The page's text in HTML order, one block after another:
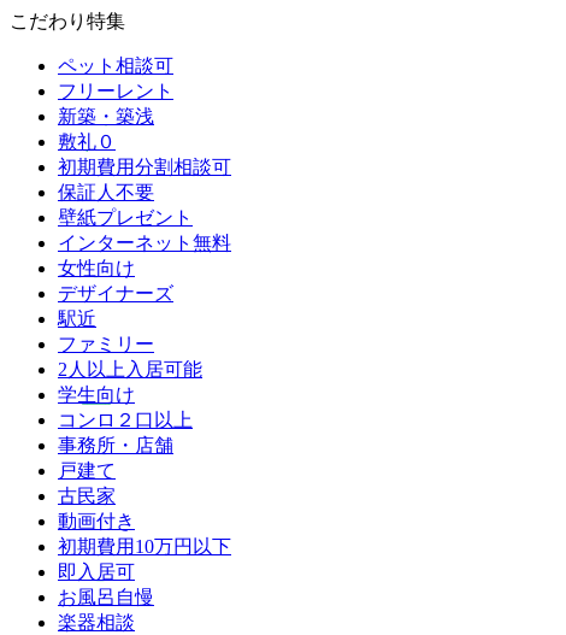
こだわり特集
ペット相談可
フリーレント
新築・築浅
敷礼０
初期費用分割相談可
保証人不要
壁紙プレゼント
インターネット無料
女性向け
デザイナーズ
駅近
ファミリー
2人以上入居可能
学生向け
コンロ２口以上
事務所・店舗
戸建て
古民家
動画付き
初期費用10万円以下
即入居可
お風呂自慢
楽器相談